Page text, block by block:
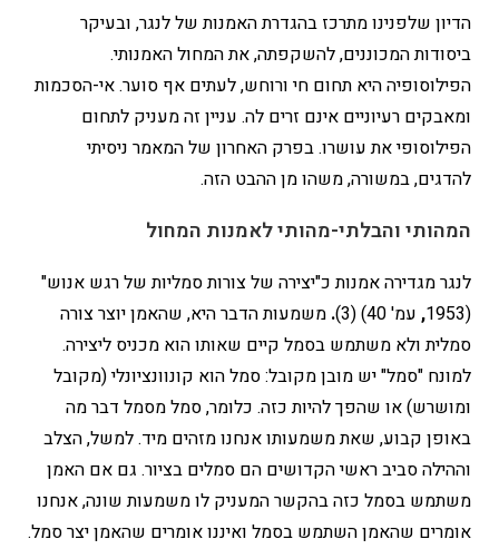
הדיון שלפנינו מתרכז בהגדרת האמנות של לנגר, ובעיקר
ביסודות המכוננים, להשקפתה, את המחול האמנותי.
הפילוסופיה היא תחום חי ורוחש, לעתים אף סוער. אי-הסכמות
ומאבקים רעיוניים אינם זרים לה. עניין זה מעניק לתחום
הפילוסופי את עושרו. בפרק האחרון של המאמר ניסיתי
להדגים, במשורה, משהו מן ההבט הזה.
המהותי והבלתי-מהותי לאמנות המחול
לנגר מגדירה אמנות כ"יצירה של צורות סמליות של רגש אנוש"
(1953
, עמ' 40) (3) . משמעות הדבר היא, שהאמן יוצר צורה
סמלית ולא משתמש בסמל קיים שאותו הוא מכניס ליצירה.
למונח "סמל" יש מובן מקובל: סמל הוא קונוונציונלי (מקובל
ומושרש) או שהפך להיות כזה. כלומר, סמל מסמל דבר מה
באופן קבוע, שאת משמעותו אנחנו מזהים מיד. למשל, הצלב
וההילה סביב ראשי הקדושים הם סמלים בציור. גם אם האמן
משתמש בסמל כזה בהקשר המעניק לו משמעות שונה, אנחנו
אומרים שהאמן השתמש בסמל ואיננו אומרים שהאמן יצר סמל.